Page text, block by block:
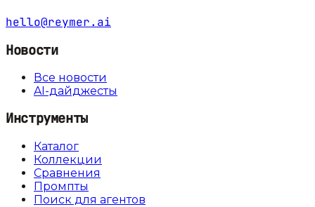
hello@reymer.ai
Новости
Все новости
AI-дайджесты
Инструменты
Каталог
Коллекции
Сравнения
Промпты
Поиск для агентов